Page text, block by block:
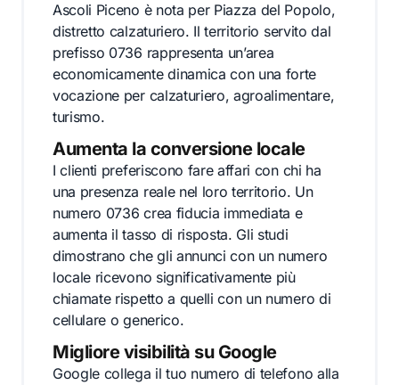
Ascoli Piceno è nota per Piazza del Popolo,
distretto calzaturiero. Il territorio servito dal
prefisso 0736 rappresenta un’area
economicamente dinamica con una forte
vocazione per calzaturiero, agroalimentare,
turismo.
Aumenta la conversione locale
I clienti preferiscono fare affari con chi ha
una presenza reale nel loro territorio. Un
numero 0736 crea fiducia immediata e
aumenta il tasso di risposta. Gli studi
dimostrano che gli annunci con un numero
locale ricevono significativamente più
chiamate rispetto a quelli con un numero di
cellulare o generico.
Migliore visibilità su Google
Google collega il tuo numero di telefono alla